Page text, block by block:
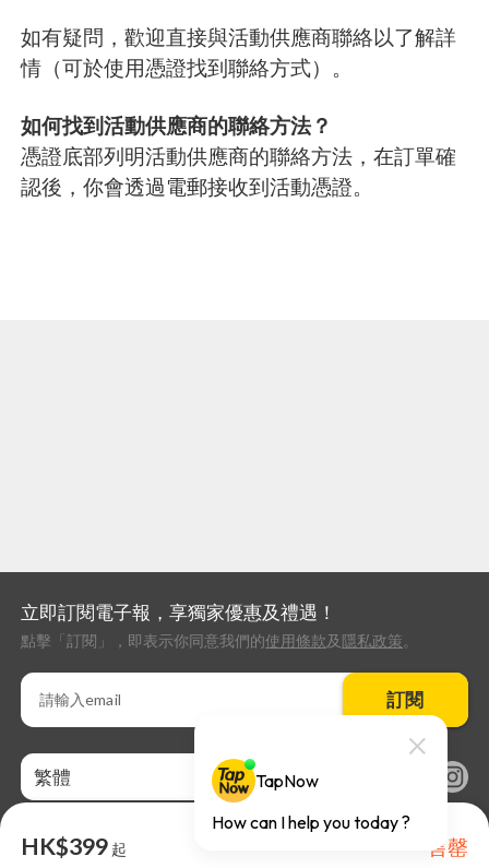
如有疑問，歡迎直接與活動供應商聯絡以了解詳
情（可於使用憑證找到聯絡方式）。
如何找到活動供應商的聯絡方法？
憑證底部列明活動供應商的聯絡方法，在訂單確
認後，你會透過電郵接收到活動憑證。
HK$399 起 售罄
立即訂閱電子報，享獨家優惠及禮遇！
點擊「訂閱」，即表示你同意我們的使用條款及 隱私政策。
訂閱
繁體